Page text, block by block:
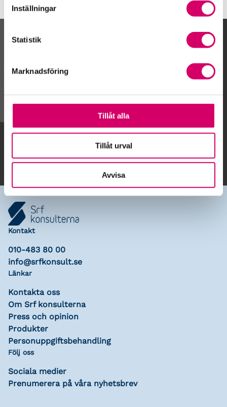
Inställningar
Statistik
Marknadsföring
Tillåt alla
Tillåt urval
Avvisa
Kalendarium
Gå till kalendariet
Lägg till i kalender
Kontakt
010-483 80 00
info@srfkonsult.se
Länkar
Kontakta oss
Om Srf konsulterna
Press och opinion
Produkter
Personuppgiftsbehandling
Följ oss
Sociala medier
Prenumerera på våra nyhetsbrev